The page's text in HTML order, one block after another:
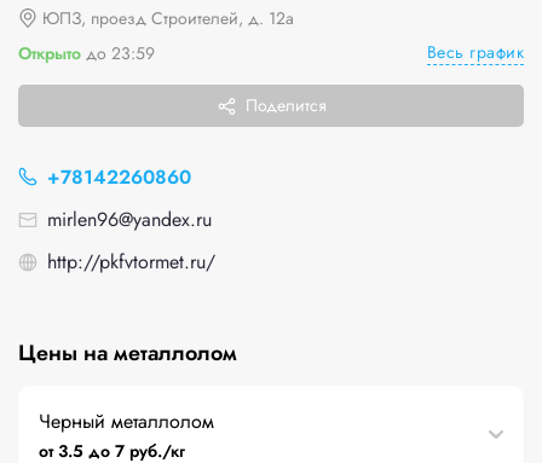
ЮПЗ, проезд Строителей, д. 12а
Открыто до 23:59 Весь график
Поделится
+78142260860
mirlen96@yandex.ru
http://pkfvtormet.ru/
Цены на металлолом
Черный металлолом
от 3.5 до 7 руб./кг